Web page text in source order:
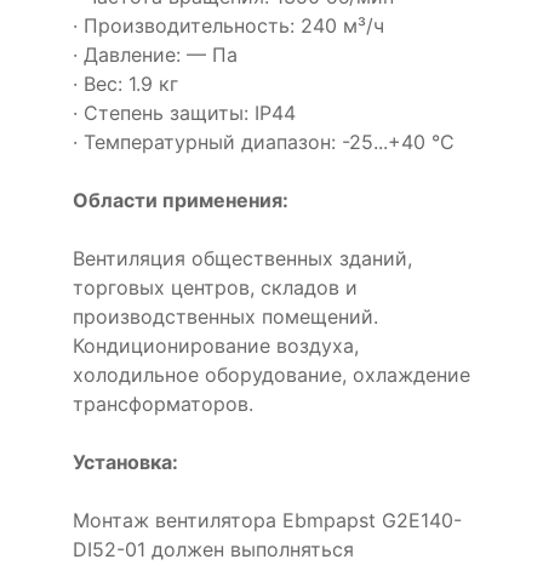
· Производительность: 240 м³/ч
· Давление: — Па
· Вес: 1.9 кг
· Степень защиты: IP44
· Температурный диапазон: -25...+40 °C
Области применения:
Вентиляция общественных зданий,
торговых центров, складов и
производственных помещений.
Кондиционирование воздуха,
холодильное оборудование, охлаждение
трансформаторов.
Установка:
Монтаж вентилятора Ebmpapst G2E140-
DI52-01 должен выполняться